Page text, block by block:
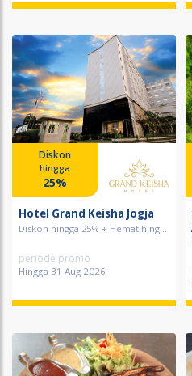
Diskon
hingga
25%
Hotel Grand Keisha Jogja
Diskon hingga 25% + Hemat hing...
periode promo
Hingga 31 Aug 2026